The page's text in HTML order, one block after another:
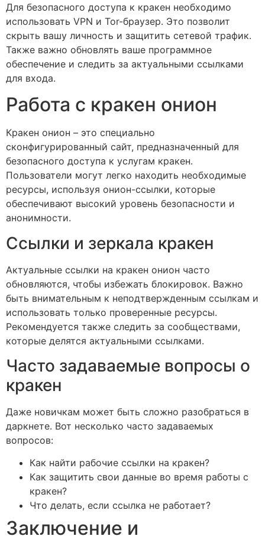
Для безопасного доступа к кракен необходимо
использовать VPN и Tor-браузер. Это позволит
скрыть вашу личность и защитить сетевой трафик.
Также важно обновлять ваше программное
обеспечение и следить за актуальными ссылками
для входа.
Работа с кракен онион
Кракен онион – это специально
сконфигурированный сайт, предназначенный для
безопасного доступа к услугам кракен.
Пользователи могут легко находить необходимые
ресурсы, используя онион-ссылки, которые
обеспечивают высокий уровень безопасности и
анонимности.
Ссылки и зеркала кракен
Актуальные ссылки на кракен онион часто
обновляются, чтобы избежать блокировок. Важно
быть внимательным к неподтвержденным ссылкам и
использовать только проверенные ресурсы.
Рекомендуется также следить за сообществами,
которые делятся актуальными ссылками.
Часто задаваемые вопросы о
кракен
Даже новичкам может быть сложно разобраться в
даркнете. Вот несколько часто задаваемых
вопросов:
Как найти рабочие ссылки на кракен?
Как защитить свои данные во время работы с
кракен?
Что делать, если ссылка не работает?
Заключение и